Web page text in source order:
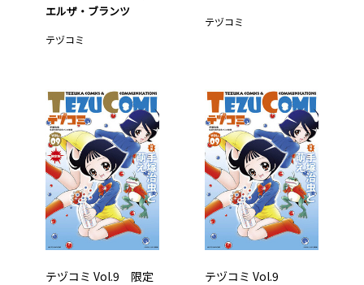
エルザ・ブランツ
テヅコミ
テヅコミ
テヅコミ Vol.9 限定
テヅコミ Vol.9